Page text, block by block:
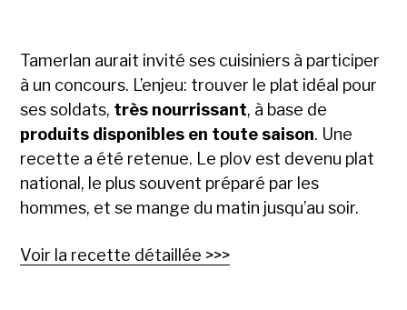
Tamerlan aurait invité ses cuisiniers à participer
à un concours. L’enjeu: trouver le plat idéal pour
ses soldats, très nourrissant, à base de
produits disponibles en toute saison. Une
recette a été retenue. Le plov est devenu plat
national, le plus souvent préparé par les
hommes, et se mange du matin jusqu’au soir.
Voir la recette détaillée >>>